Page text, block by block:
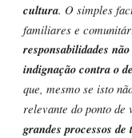
cultura. O simples
familiares e
responsabilidades
indignação contra o
que, mesmo se isto
relevante do ponto
grandes processos